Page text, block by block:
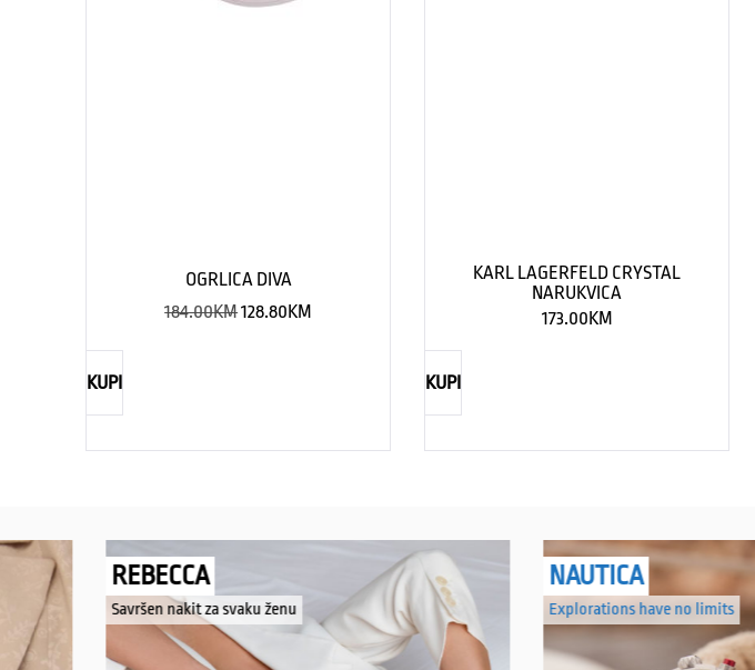
OGRLICA DIVA
184.00KM128.80 KM
KUPI
KARL LAGERFELD CRYSTAL
NARUKVICA
173.00 KM
KUPI
REBECCA
Savršen nakit za svaku ženu
NAUTICA
Explorations have no limits